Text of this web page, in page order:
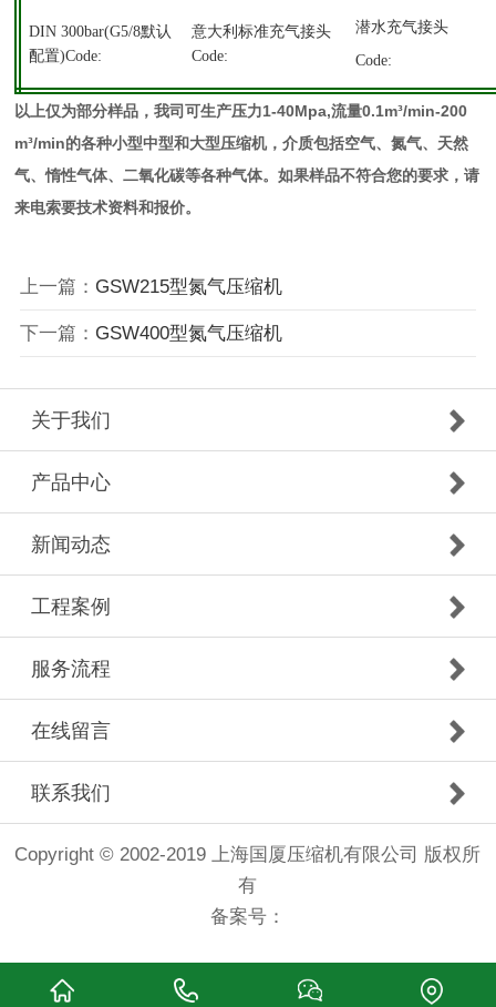
DIN 300bar(G5/8默认
配置)Code:
意大利标准充气接头
Code:
潜水充气接头
Code:
以上仅为部分样品，我司可生产压力1-40Mpa,流量0.1m³/min-200
m³/min的各种小型中型和大型压缩机，介质包括空气、氮气、天然
气、惰性气体、二氧化碳等各种气体。如果样品不符合您的要求，请
来电索要技术资料和报价。
上一篇： GSW215型氮气压缩机
下一篇： GSW400型氮气压缩机
关于我们
产品中心
新闻动态
工程案例
服务流程
在线留言
联系我们
Copyright © 2002-2019 上海国厦压缩机有限公司 版权所
有
备案号：